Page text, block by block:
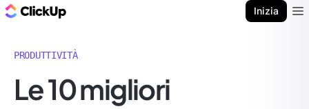
Inizia
PRODUTTIVITÀ
Le 10 migliori